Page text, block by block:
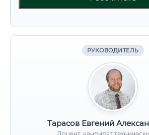
РУКОВОДИТЕЛЬ
Тарасов Евгений